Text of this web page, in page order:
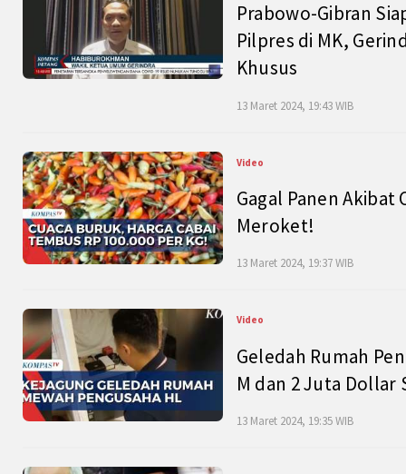
Prabowo-Gibran
Pilpres di MK,
Khusus
13 Maret 2024, 19:43 WIB
Video
Gagal Panen Akibat
Meroket!
13 Maret 2024, 19:37 WIB
Video
Geledah Rumah
M dan 2 Juta Dollar
13 Maret 2024, 19:35 WIB